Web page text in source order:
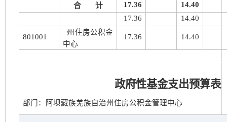
合 计
17.36
14.40
17.36
14.40
801001
州住房公积金
中心
17.36 14.40
政府性基金支出预算表
部门：阿坝藏族羌族自治州住房公积金管理中心